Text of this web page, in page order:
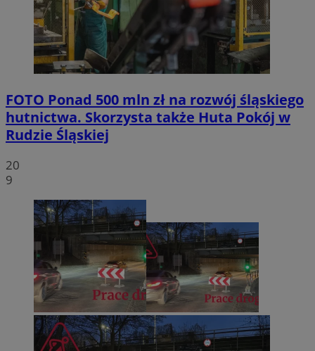
FOTO Ponad 500 mln zł na rozwój śląskiego
hutnictwa. Skorzysta także Huta Pokój w
Rudzie Śląskiej
20
9